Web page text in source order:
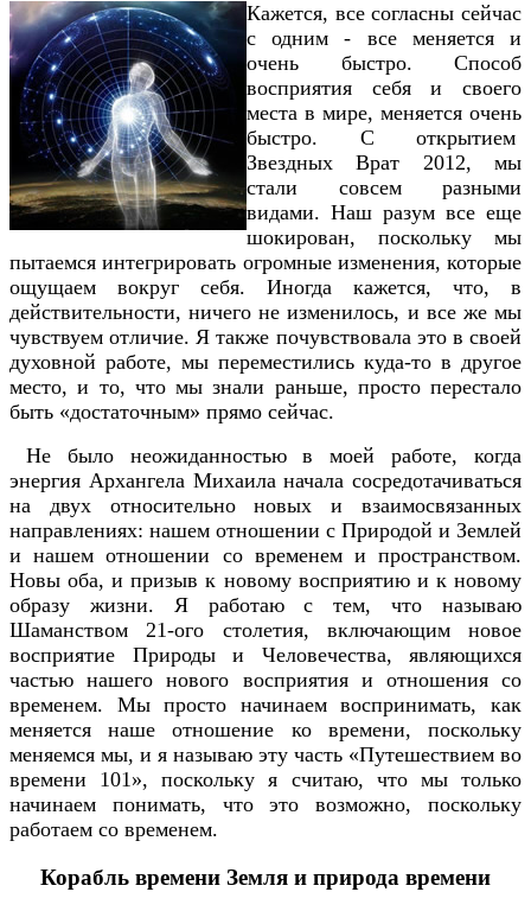
Кажется, все согласны сейчас
с одним - все меняется и
очень быстро. Способ
восприятия себя и своего
места в мире, меняется очень
быстро. С открытием
Звездных Врат 2012, мы
стали совсем разными
видами. Наш разум все еще
шокирован, поскольку мы
пытаемся интегрировать огромные изменения, которые
ощущаем вокруг себя. Иногда кажется, что, в
действительности, ничего не изменилось, и все же мы
чувствуем отличие. Я также почувствовала это в своей
духовной работе, мы переместились куда-то в другое
место, и то, что мы знали раньше, просто перестало
быть «достаточным» прямо сейчас.
Не было неожиданностью в моей работе, когда
энергия Архангела Михаила начала сосредотачиваться
на двух относительно новых и взаимосвязанных
направлениях: нашем отношении с Природой и Землей
и нашем отношении со временем и пространством.
Новы оба, и призыв к новому восприятию и к новому
образу жизни. Я работаю с тем, что называю
Шаманством 21-ого столетия, включающим новое
восприятие Природы и Человечества, являющихся
частью нашего нового восприятия и отношения со
временем. Мы просто начинаем воспринимать, как
меняется наше отношение ко времени, поскольку
меняемся мы, и я называю эту часть «Путешествием во
времени 101», поскольку я считаю, что мы только
начинаем понимать, что это возможно, поскольку
работаем со временем.
Корабль времени Земля и природа времени